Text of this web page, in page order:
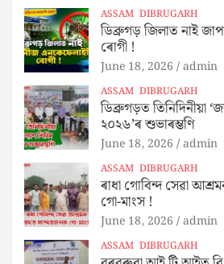
ASSAM DIBRUGARH
ডিব্ৰুগড় জিলাত নাই
ৰোগী !
June 18, 2026 admin
ASSAM DIBRUGARH
ডিব্ৰুগড়ত তিনিদিনীয়া
২০২৬’ৰ শুভাৰম্ভণি
June 18, 2026 admin
ASSAM DIBRUGARH
ৰাধা গোবিন্দ সেৱা
গো-মাংস !
June 18, 2026 admin
ASSAM DIBRUGARH